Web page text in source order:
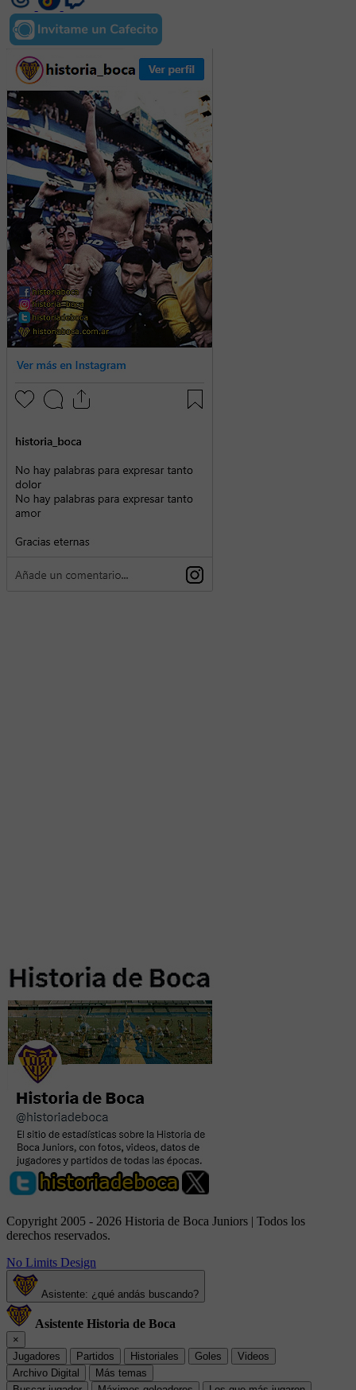
Copyright 2005 - 2026 Historia de Boca Juniors | Todos los
derechos reservados.
No Limits Design
Asistente: ¿qué andás buscando?
Asistente Historia de Boca
×
Jugadores
Partidos Historiales Goles
Videos
Archivo Digital
Más temas